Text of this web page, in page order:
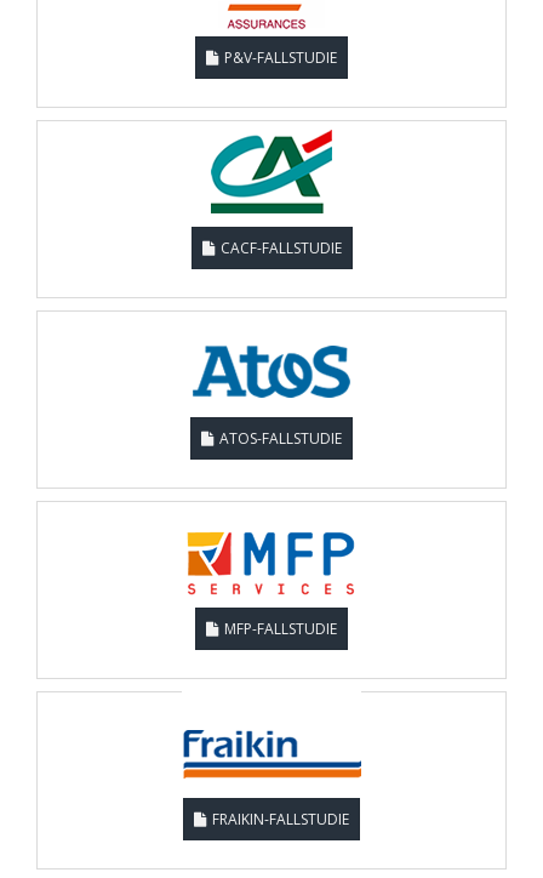
P&V-FALLSTUDIE
CACF-FALLSTUDIE
ATOS-FALLSTUDIE
MFP-FALLSTUDIE
FRAIKIN-FALLSTUDIE